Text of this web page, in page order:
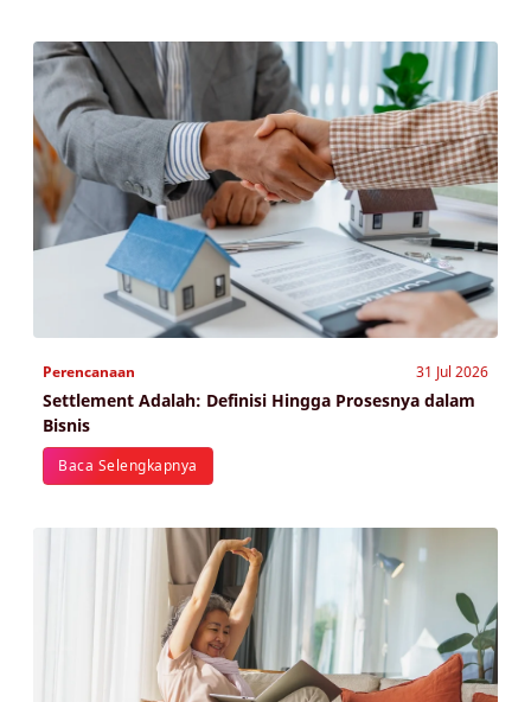
Perencanaan 31 Jul 2026
Settlement Adalah: Definisi Hingga Prosesnya dalam
Bisnis
Baca Selengkapnya